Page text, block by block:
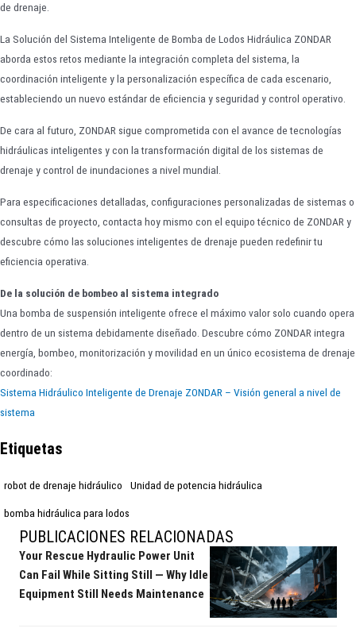
de drenaje.
La Solución del Sistema Inteligente de Bomba de Lodos Hidráulica ZONDAR
aborda estos retos mediante la integración completa del sistema, la
coordinación inteligente y la personalización específica de cada escenario,
estableciendo un nuevo estándar de eficiencia y seguridad y control operativo.
De cara al futuro, ZONDAR sigue comprometida con el avance de tecnologías
hidráulicas inteligentes y con la transformación digital de los sistemas de
drenaje y control de inundaciones a nivel mundial.
Para especificaciones detalladas, configuraciones personalizadas de sistemas o
consultas de proyecto, contacta hoy mismo con el equipo técnico de ZONDAR y
descubre cómo las soluciones inteligentes de drenaje pueden redefinir tu
eficiencia operativa.
De la solución de bombeo al sistema integrado
Una bomba de suspensión inteligente ofrece el máximo valor solo cuando opera
dentro de un sistema debidamente diseñado. Descubre cómo ZONDAR integra
energía, bombeo, monitorización y movilidad en un único ecosistema de drenaje
coordinado:
Sistema Hidráulico Inteligente de Drenaje ZONDAR – Visión general a nivel de
sistema
Etiquetas
robot de drenaje hidráulico Unidad de potencia hidráulica
bomba hidráulica para lodos
PUBLICACIONES RELACIONADAS
Your Rescue Hydraulic Power Unit
Can Fail While Sitting Still — Why Idle
Equipment Still Needs Maintenance